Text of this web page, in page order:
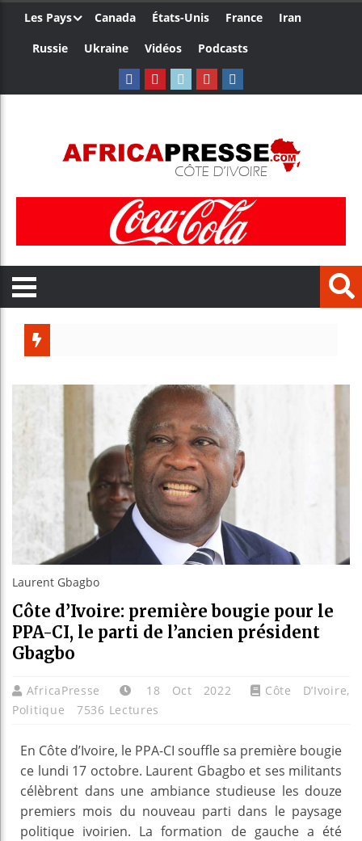
Les Pays Canada États-Unis France
Iran
Russie
Ukraine Vidéos Podcasts
Laurent Gbagbo
Côte d’Ivoire: première bougie pour le
PPA-CI, le parti de l’ancien président
Gbagbo
AfricaPresse 18 Oct 2022 Côte D’Ivoire,
Politique
7536 Lectures
En Côte d’Ivoire, le PPA-CI souffle sa première bougie
ce lundi 17 octobre. Laurent Gbagbo et ses militants
célèbrent dans une ambiance studieuse les douze
premiers mois du nouveau parti dans le paysage
politique ivoirien. La formation de gauche a été